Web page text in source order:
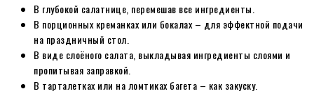
В глубокой салатнице, перемешав все ингредиенты.
В порционных креманках или бокалах – для эффектной подачи
на праздничный стол.
В виде слоёного салата, выкладывая ингредиенты слоями и
пропитывая заправкой.
В тарталетках или на ломтиках багета – как закуску.